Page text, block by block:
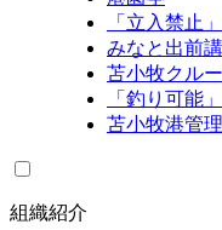
「立入禁止
みなと出前
苫小牧クル
「釣り可能
苫小牧港管
組織紹介